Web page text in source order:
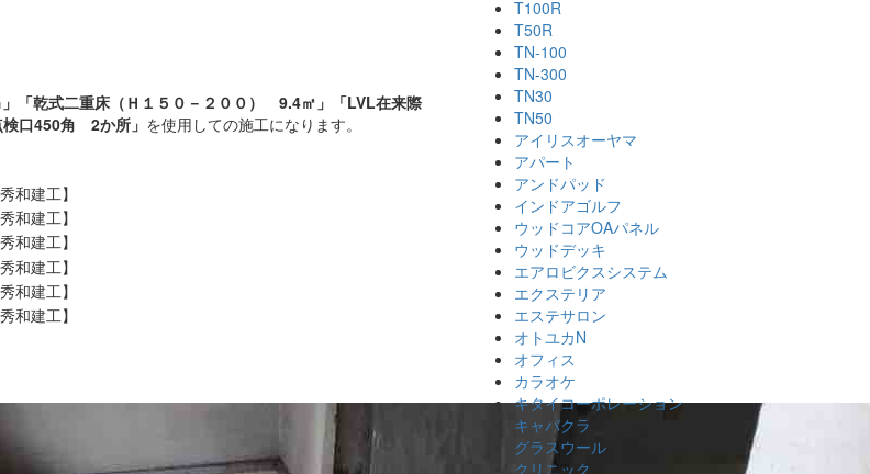
「乾式二重床（Ｈ１５０－２００） 9.4㎡」「LVL在来際
口450角 2か所」 を使用しての施工になります。
T100R
T50R
TN-100
TN-300
TN30
TN50
アイリスオーヤマ
アパート
アンドパッド
インドアゴルフ
ウッドコアOAパネル
ウッドデッキ
エアロビクスシステム
エクステリア
エステサロン
オトユカN
オフィス
カラオケ
キタイコーポレーション
キャバクラ
グラスウール
クリニック